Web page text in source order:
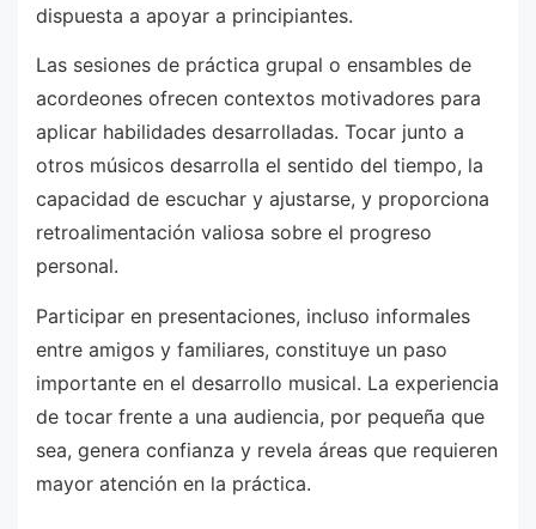
dispuesta a apoyar a principiantes.
Las sesiones de práctica grupal o ensambles de
acordeones ofrecen contextos motivadores para
aplicar habilidades desarrolladas. Tocar junto a
otros músicos desarrolla el sentido del tiempo, la
capacidad de escuchar y ajustarse, y proporciona
retroalimentación valiosa sobre el progreso
personal.
Participar en presentaciones, incluso informales
entre amigos y familiares, constituye un paso
importante en el desarrollo musical. La experiencia
de tocar frente a una audiencia, por pequeña que
sea, genera confianza y revela áreas que requieren
mayor atención en la práctica.